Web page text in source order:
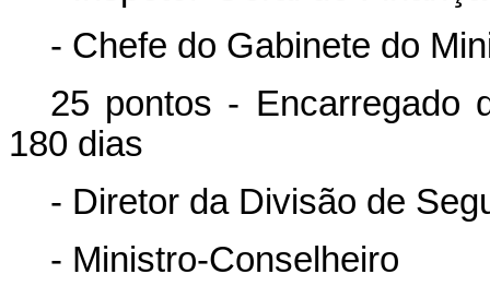
- Chefe do Gabinete do
25 pontos - Encarregado
180 dias
- Diretor da Divisão de
- Ministro-Conselheiro